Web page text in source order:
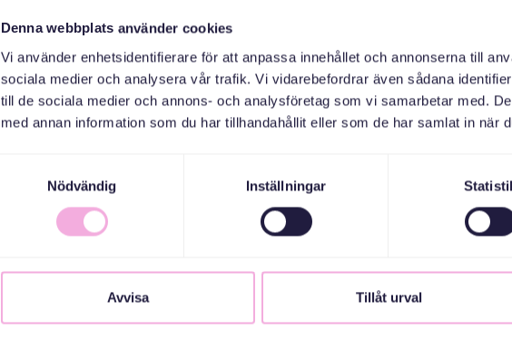
Denna webbplats använder cookies
Vi använder enhetsidentifierare för att anpassa innehållet och annonserna till
sociala medier och analysera vår trafik. Vi vidarebefordrar även sådana
till de sociala medier och annons- och analysföretag som vi samarbetar med.
med annan information som du har tillhandahållit eller som de har samlat in när
Nödvändig
Inställningar
Avvisa Tillåt urval
En väl utarbetad
känns det mycket
fånga glädjen i
mig glädje och
vad du mår bra av.
Att följa sin egen väg
Jämförelse med
hjälpa dig att göra
som fungerar för dig
inget rätt eller fel, det